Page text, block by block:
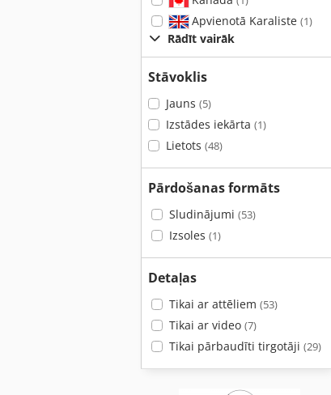
Apvienotā Karaliste (1)
Rādīt vairāk
Stāvoklis
Jauns (5)
Izstādes iekārta (1)
Lietots (48)
Pārdošanas formāts
Sludinājumi (53)
Izsoles (1)
Detaļas
Tikai ar attēliem (53)
Tikai ar video (7)
Tikai pārbaudīti tirgotāji (29)
Boehringer Bnc Weiler